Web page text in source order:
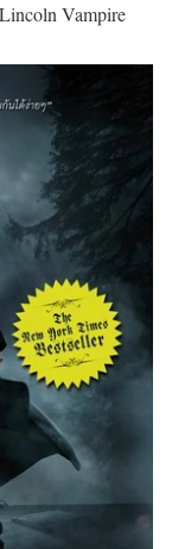
Vampire